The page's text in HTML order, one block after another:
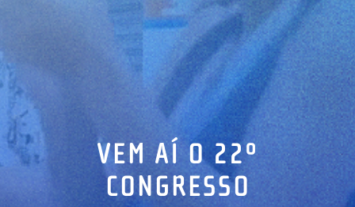
VEM AÍ O 22º
CONGRESSO